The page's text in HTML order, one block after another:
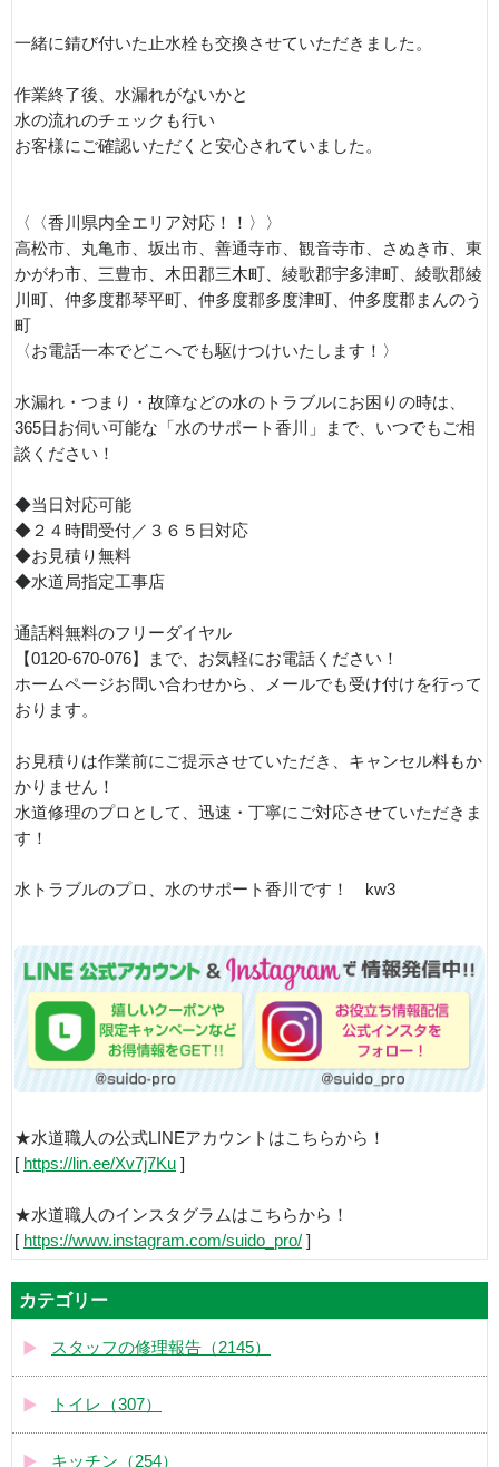
一緒に錆び付いた止水栓も交換させていただきました。
作業終了後、水漏れがないかと
水の流れのチェックも行い
お客様にご確認いただくと安心されていました。
〈〈香川県内全エリア対応！！〉〉
高松市、丸亀市、坂出市、善通寺市、観音寺市、さぬき市、東
かがわ市、三豊市、木田郡三木町、綾歌郡宇多津町、綾歌郡綾
川町、仲多度郡琴平町、仲多度郡多度津町、仲多度郡まんのう
町
〈お電話一本でどこへでも駆けつけいたします！〉
水漏れ・つまり・故障などの水のトラブルにお困りの時は、
365日お伺い可能な「水のサポート香川」まで、いつでもご相
談ください！
◆当日対応可能
◆２４時間受付／３６５日対応
◆お見積り無料
◆水道局指定工事店
通話料無料のフリーダイヤル
【0120-670-076】まで、お気軽にお電話ください！
ホームページお問い合わせから、メールでも受け付けを行って
おります。
お見積りは作業前にご提示させていただき、キャンセル料もか
かりません！
水道修理のプロとして、迅速・丁寧にご対応させていただきま
す！
水トラブルのプロ、水のサポート香川です！ kw3
★水道職人の公式LINEアカウントはこちらから！
[ https://lin.ee/Xv7j7Ku ]
★水道職人のインスタグラムはこちらから！
[ https://www.instagram.com/suido_pro/ ]
カテゴリー
スタッフの修理報告（2145）
トイレ（307）
キッチン（254）